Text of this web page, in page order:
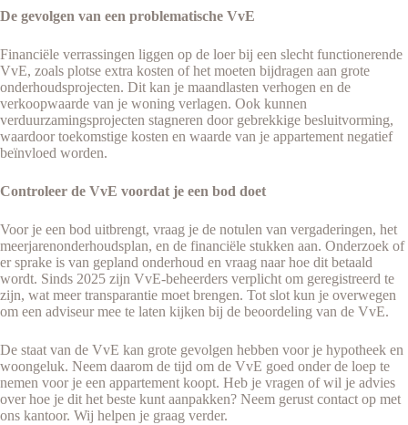
De gevolgen van een problematische VvE
Financiële verrassingen liggen op de loer bij een slecht functionerende
VvE, zoals plotse extra kosten of het moeten bijdragen aan grote
onderhoudsprojecten. Dit kan je maandlasten verhogen en de
verkoopwaarde van je woning verlagen. Ook kunnen
verduurzamingsprojecten stagneren door gebrekkige besluitvorming,
waardoor toekomstige kosten en waarde van je appartement negatief
beïnvloed worden.
Controleer de VvE voordat je een bod doet
Voor je een bod uitbrengt, vraag je de notulen van vergaderingen, het
meerjarenonderhoudsplan, en de financiële stukken aan. Onderzoek of
er sprake is van gepland onderhoud en vraag naar hoe dit betaald
wordt. Sinds 2025 zijn VvE-beheerders verplicht om geregistreerd te
zijn, wat meer transparantie moet brengen. Tot slot kun je overwegen
om een adviseur mee te laten kijken bij de beoordeling van de VvE.
De staat van de VvE kan grote gevolgen hebben voor je hypotheek en
woongeluk. Neem daarom de tijd om de VvE goed onder de loep te
nemen voor je een appartement koopt. Heb je vragen of wil je advies
over hoe je dit het beste kunt aanpakken? Neem gerust contact op met
ons kantoor. Wij helpen je graag verder.